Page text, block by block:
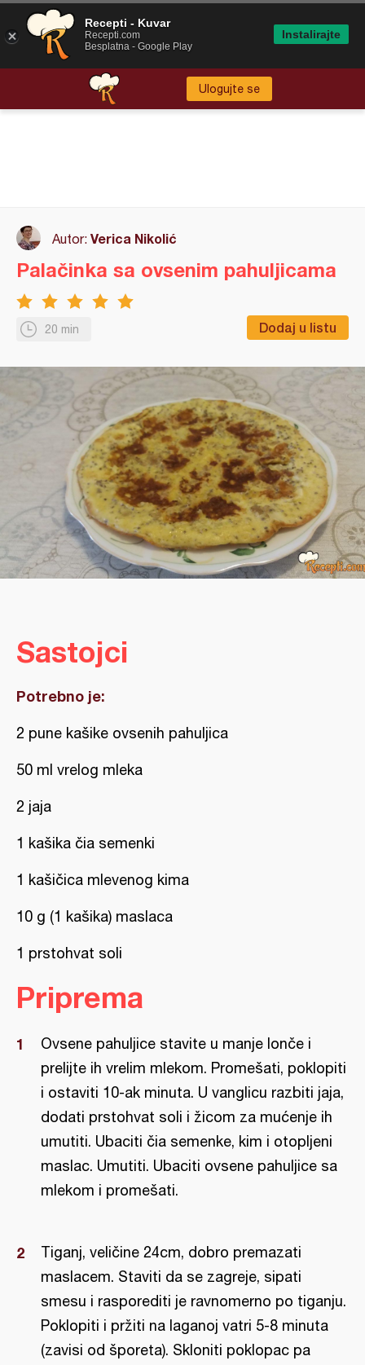
Ulogujte se
Autor: Verica Nikolić
20 min Dodaj u listu
Palačinka sa ovsenim pahuljicama
Sastojci
Potrebno je:
2 pune kašike ovsenih pahuljica
50 ml vrelog mleka
2 jaja
1 kašika čia semenki
1 kašičica mlevenog kima
10 g (1 kašika) maslaca
1 prstohvat soli
Priprema
Ovsene pahuljice stavite u manje lonče i
prelijte ih vrelim mlekom. Promešati, poklopiti
i ostaviti 10-ak minuta. U vanglicu razbiti jaja,
dodati prstohvat soli i žicom za mućenje ih
umutiti. Ubaciti čia semenke, kim i otopljeni
maslac. Umutiti. Ubaciti ovsene pahuljice sa
mlekom i promešati.
Tiganj, veličine 24cm, dobro premazati
maslacem. Staviti da se zagreje, sipati
smesu i rasporediti je ravnomerno po tiganju.
Poklopiti i pržiti na laganoj vatri 5-8 minuta
(zavisi od šporeta). Skloniti poklopac pa
Recepti - Kuvar
Recepti.com
Besplatna - Google Play
Instalirajte